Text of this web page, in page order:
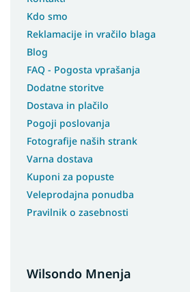
Preproge 200X200
Preproge 240x305
Preproge 400x400
Kdo smo
Reklamacije in vračilo blaga
Blog
FAQ - Pogosta vprašanja
Dodatne storitve
Dostava in plačilo
Pogoji poslovanja
Fotografije naših strank
Varna dostava
Kuponi za popuste
Veleprodajna ponudba
Pravilnik o zasebnosti
Wilsondo Mnenja